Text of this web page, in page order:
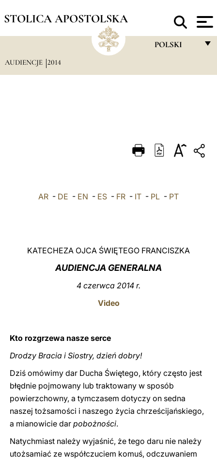
STOLICA APOSTOLSKA
POLSKI
DEUTSCH
العربيّة
AUDIENCJE 2014
AR - DE - EN - ES - FR - IT - PL - PT
KATECHEZA OJCA ŚWIĘTEGO FRANCISZKA
AUDIENCJA GENERALNA
4 czerwca 2014 r.
Video
Kto rozgrzewa nasze serce
Drodzy Bracia i Siostry, dzień dobry!
Dziś omówimy dar Ducha Świętego, który często jest
błędnie pojmowany lub traktowany w sposób
powierzchowny, a tymczasem dotyczy on sedna
naszej tożsamości i naszego życia chrześcijańskiego,
a mianowicie dar pobożności.
Natychmiast należy wyjaśnić, że tego daru nie należy
utożsamiać ze współczuciem komuś, odczuwaniem